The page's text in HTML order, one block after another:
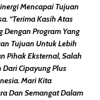
Mencapai Tujuan
“Terima Kasih Atas
Dengan Program Yang
Tujuan Untuk Lebih
Pihak Eksternal, Salah
Cipayung Plus
Mari Kita
Dan Semangat Dalam